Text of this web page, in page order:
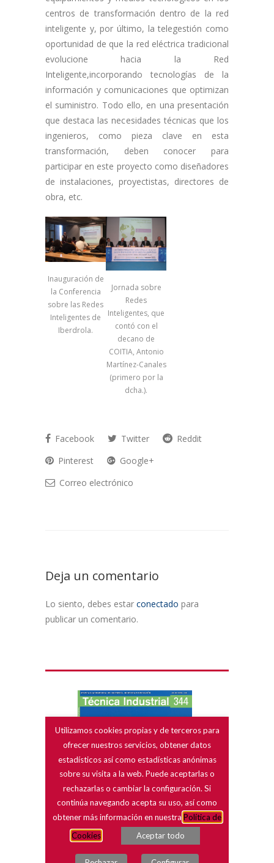
centros de transformación dentro de la red
inteligente y, por último, la telegestión como
oportunidad de que la red eléctrica tradicional
evolucione hacia la Red
Inteligente,incorporando tecnologías de la
información y comunicaciones que optimizan
el suministro. Todo ello, en una presentación
que destaca las necesidades técnicas que los
ingenieros, como pieza clave en esta
transformación, deben conocer para
participar en este proyecto como diseñadores
de instalaciones, proyectistas, directores de
obra, etc.
Inauguración de
la Conferencia
sobre las Redes
Inteligentes de
Iberdrola.
Jornada sobre
Redes
Inteligentes, que
contó con el
decano de
COITIA, Antonio
Martínez-Canales
(primero por la
dcha.).
Facebook Twitter
Reddit
Pinterest
Google+
Correo electrónico
Deja un comentario
Lo siento, debes estar conectado para
publicar un comentario.